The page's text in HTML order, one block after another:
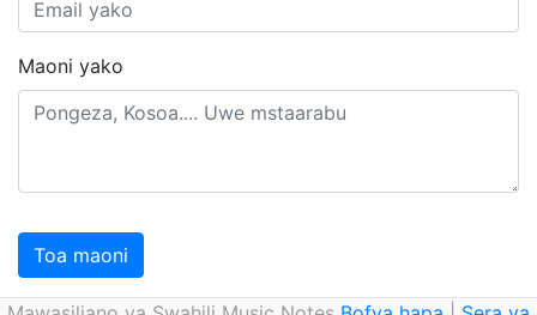
Maoni yako
Toa maoni